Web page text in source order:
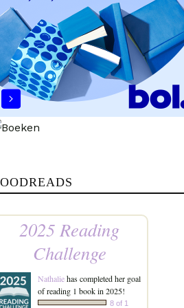
2025 Reading
Challenge
Nathaliehas completed her goal
of reading 1 book in 2025!
8 of 1